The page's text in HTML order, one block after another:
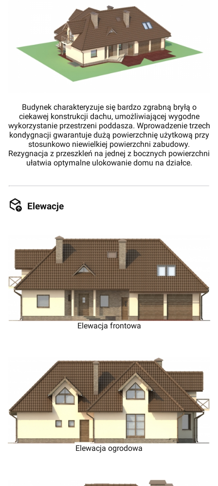
Budynek charakteryzuje się bardzo zgrabną bryłą o
ciekawej konstrukcji dachu, umożliwiającej wygodne
wykorzystanie przestrzeni poddasza. Wprowadzenie trzech
kondygnacji gwarantuje dużą powierzchnię użytkową przy
stosunkowo niewielkiej powierzchni zabudowy.
Rezygnacja z przeszkleń na jednej z bocznych powierzchni
ułatwia optymalne ulokowanie domu na działce.
Elewacje
Elewacja frontowa
Elewacja ogrodowa